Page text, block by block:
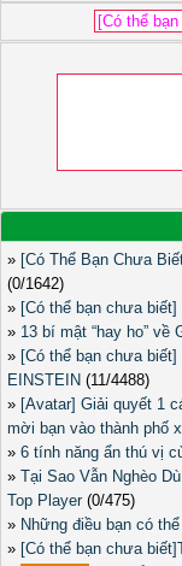
» [Có Thể Bạn Chưa
(0/1642)
» [Có thể bạn chưa
» 13 bí mật “hay ho” về
» [Có thể bạn chưa
EINSTEIN (11/4488)
» [Avatar] Giải quyết 1
mời bạn vào thành phố
» 6 tính năng ẩn thú vị
» Tại Sao Vẫn Nghèo
Top Player(0/475)
» Những điều bạn có
» [Có thể bạn chưa